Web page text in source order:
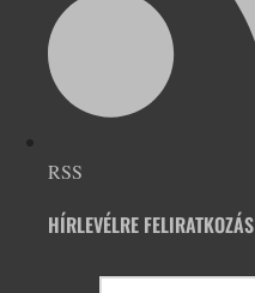
RSS
HÍRLEVÉLRE FELIRATKOZÁS